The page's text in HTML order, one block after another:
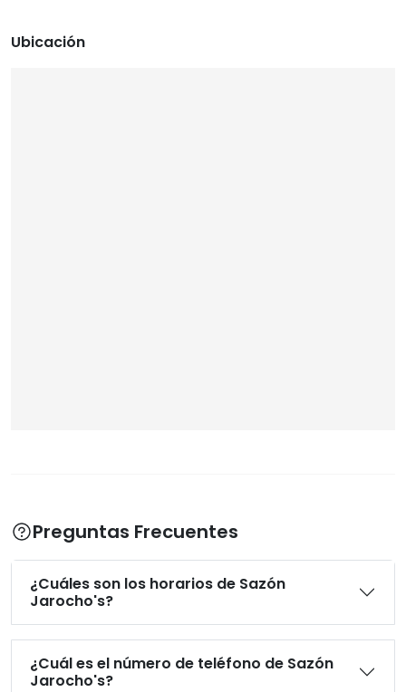
Ubicación
Preguntas Frecuentes
¿Cuáles son los horarios de Sazón
Jarocho's?
¿Cuál es el número de teléfono de Sazón
Jarocho's?